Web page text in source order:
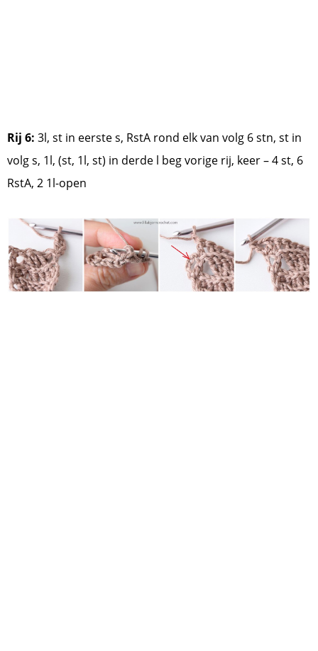
Rij 6: 3l, st in eerste s, RstA rond elk van volg 6 stn, st in
volg s, 1l, (st, 1l, st) in derde l beg vorige rij, keer – 4 st, 6
RstA, 2 1l-open